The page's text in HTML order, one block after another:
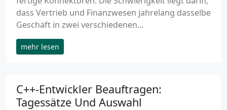
dass Vertrieb und Finanzwesen jahrelang dasselbe
Geschäft in zwei verschiedenen...
mehr lesen
C++-Entwickler Beauftragen:
Tagessätze Und Auswahl